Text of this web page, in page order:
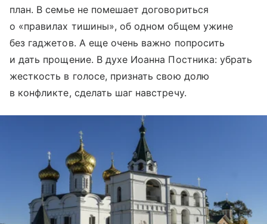
план. В семье не помешает договориться
о «правилах тишины», об одном общем ужине
без гаджетов. А еще очень важно попросить
и дать прощение. В духе Иоанна Постника: убрать
жесткость в голосе, признать свою долю
в конфликте, сделать шаг навстречу.